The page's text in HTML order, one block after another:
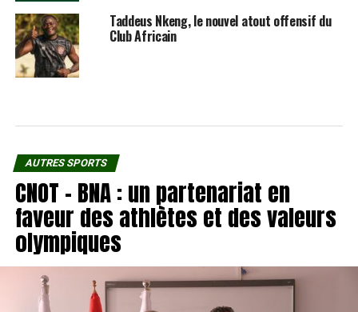
Taddeus Nkeng, le nouvel atout offensif du
Club Africain
AUTRES SPORTS
CNOT – BNA : un partenariat en
faveur des athlètes et des valeurs
olympiques